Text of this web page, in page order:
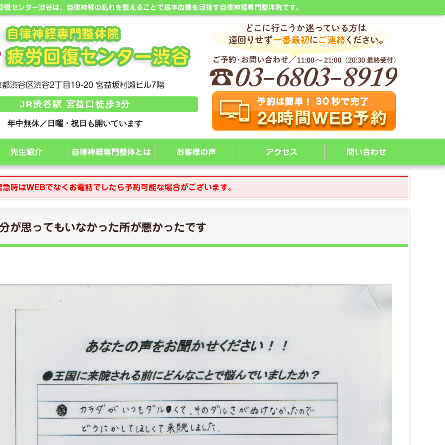
センター渋谷は、自律神経の乱れを整えることで根本改善を目指す自律神経専門整体院です。
都渋谷区渋谷2丁目19-20 宮益坂村瀬ビル7階
JR渋谷駅 宮益口徒歩3分
年中無休／日曜・祝日も開いています
先生紹介 自律神経専門整体とは お客様の声 アクセス 問い合わせ
時はWEBでなくお電話でしたら予約可能な場合がございます。
が思ってもいなかった所が悪かったです